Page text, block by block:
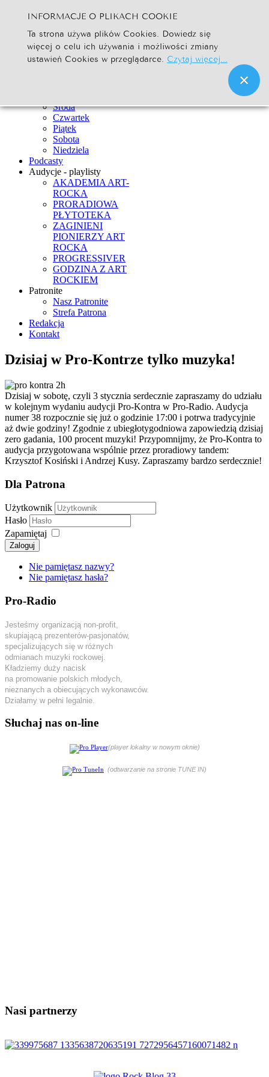
Szukaj... Go
Strona Główna
Newsy
Środa
Czwartek
Piątek
Sobota
Niedziela
Podcasty
Audycje - playlisty
AKADEMIA ART-
ROCKA
PRORADIOWA
PŁYTOTEKA
ZAGINIENI
PIONIERZY ART
ROCKA
PROGRESSIVER
GODZINA Z ART
ROCKIEM
Patronite
Nasz Patronite
Strefa Patrona
Redakcja
Kontakt
Dzisiaj w Pro-Kontrze tylko muzyka!
Dzisiaj w sobotę, czyli 3 stycznia serdecznie zapraszamy do udziału
w kolejnym wydaniu audycji Pro-Kontra w Pro-Radio. Audycja
numer 38 rozpocznie się już o godzinie 17:00 i potrwa tradycyjnie
aż dwie godziny! Zgodnie z ubiegłotygodniowa zapowiedzią dzisiaj
zero gadania, 100 procent muzyki! Przypomnijmy, że Pro-Kontra to
audycja przygotowana wspólnie przez proradiowy tandem:
Krzysztof Kosiński i Andrzej Kusy. Zapraszamy bardzo serdecznie!
Dla Patrona
Użytkownik
Hasło
Zapamiętaj
Zaloguj
Nie pamiętasz nazwy?
Nie pamiętasz hasła?
Pro-Radio
Jesteśmy organizacją non-profit,
skupiającą prezenterów-pasjonatów,
specjalizujących się w różnych
odmianach muzyki rockowej.
Kładziemy duży nacisk
na promowanie polskich młodych,
nieznanych a obiecujących wykonawców.
Działamy w pełni legalnie.
Słuchaj nas on-line
(player lokalny w nowym oknie)
(odtwarzanie na stronie TUNE IN)
Nasi partnerzy
INFORMACJE O PLIKACH COOKIE
Ta strona używa plików Cookies. Dowiedz się
więcej o celu ich używania i możliwości zmiany
ustawień Cookies w przeglądarce. Czytaj więcej...